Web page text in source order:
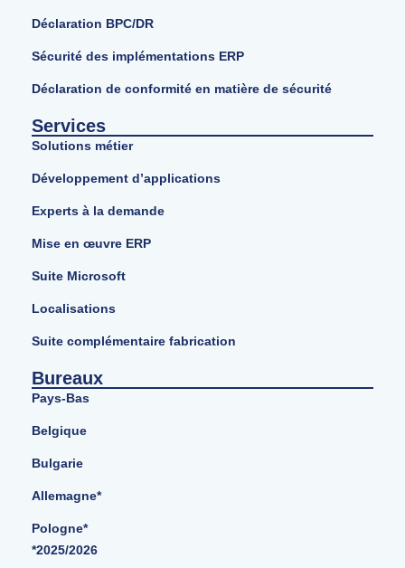
Déclaration BPC/DR
Sécurité des implémentations ERP
Déclaration de conformité en matière de sécurité
Services
Solutions métier
Développement d’applications
Experts à la demande
Mise en œuvre ERP
Suite Microsoft
Localisations
Suite complémentaire fabrication
Bureaux
Pays-Bas
Belgique
Bulgarie
Allemagne*
Pologne*
*2025/2026